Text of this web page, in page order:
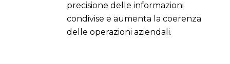
precisione delle informazioni
condivise e aumenta la coerenza
delle operazioni aziendali.